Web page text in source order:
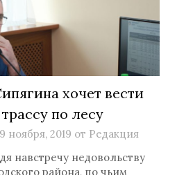
хочет вести
по лесу
ноября, 2019 от Редакция
навстречу недовольству
района, по чьим